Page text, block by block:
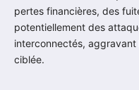
pertes financières, des
potentiellement des
interconnectés, aggravant
ciblée.